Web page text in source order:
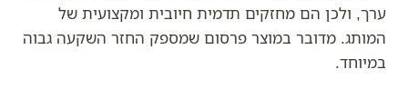
ערך, ולכן הם מחזקים תדמית חיובית ומקצועית של
המותג. מדובר במוצר פרסום שמספק החזר השקעה גבוה
במיוחד.